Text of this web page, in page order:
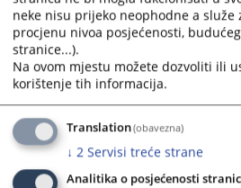
562-099-81301458-98otvoren kod
dokaz o uplati dostave komisiji za
Kao kupac biće proglašen učesnik s
dužan ponuđeni iznos uplatiti po
depozitni račun, a dokaz o uplati
sprovođenje javne prodaje.
neke nisu prijeko neophodne a služe
procjenu nivoa posjećenosti,
stranice...).
Na ovom mjestu možete dozvoliti ili
korištenje tih informacija.
Translation(obavezna)
↓ 2 Servisi treće strane
Analitika o posjećenosti